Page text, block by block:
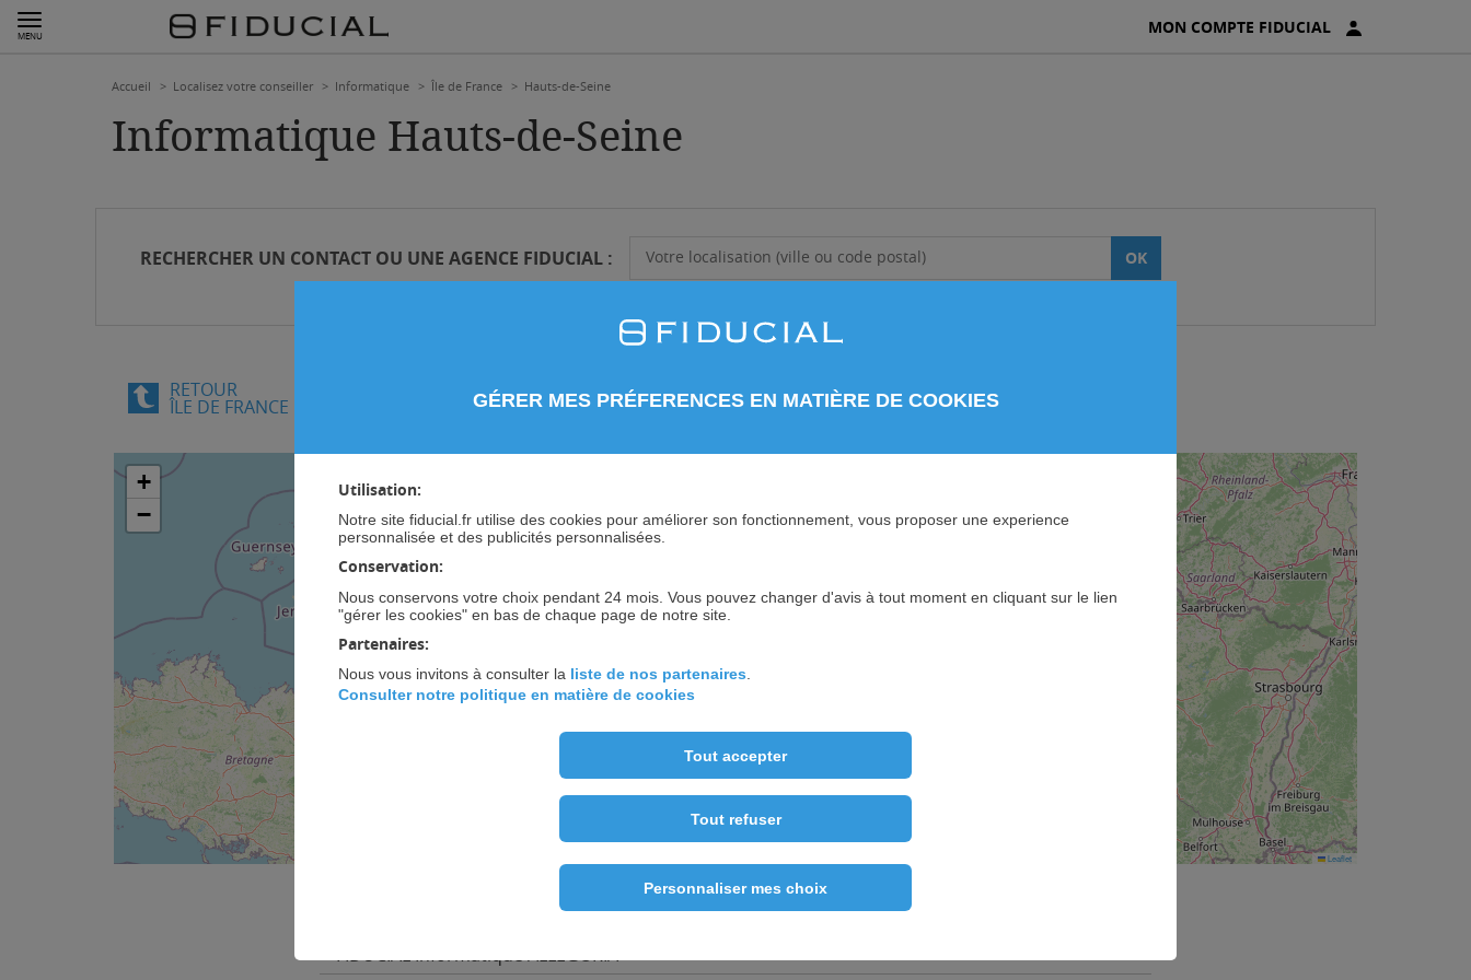
MENU MON COMPTE FIDUCIAL
Accueil Localisez votre conseiller Informatique Île de France Hauts-de-Seine
Informatique Hauts-de-Seine
RECHERCHER UN CONTACT OU UNE AGENCE FIDUCIAL : Votre localisation (ville ou code postal) OK
RETOUR
ÎLE DE FRANCE
+
−
Leaflet
INFORMATIQUE HAUTS-DE-SEINE
FIDUCIAL Informatique ALLEGORIA
GÉRER MES PRÉFERENCES EN MATIÈRE DE COOKIES
Utilisation:
Notre site fiducial.fr utilise des cookies pour améliorer son fonctionnement, vous proposer une experience
personnalisée et des publicités personnalisées.
Conservation:
Nous conservons votre choix pendant 24 mois. Vous pouvez changer d'avis à tout moment en cliquant sur le lien
"gérer les cookies" en bas de chaque page de notre site.
Partenaires:
Nous vous invitons à consulter la liste de nos partenaires
Consulter notre politique en matière de cookies
Tout accepter
Tout refuser
Personnaliser mes choix